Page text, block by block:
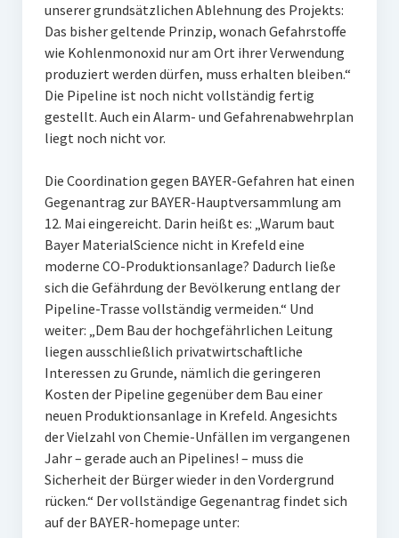
unserer grundsätzlichen Ablehnung des Projekts:
Das bisher geltende Prinzip, wonach Gefahrstoffe
wie Kohlenmonoxid nur am Ort ihrer Verwendung
produziert werden dürfen, muss erhalten bleiben.“
Die Pipeline ist noch nicht vollständig fertig
gestellt. Auch ein Alarm- und Gefahrenabwehrplan
liegt noch nicht vor.
Die Coordination gegen BAYER-Gefahren hat einen
Gegenantrag zur BAYER-Hauptversammlung am
12. Mai eingereicht. Darin heißt es: „Warum baut
Bayer MaterialScience nicht in Krefeld eine
moderne CO-Produktionsanlage? Dadurch ließe
sich die Gefährdung der Bevölkerung entlang der
Pipeline-Trasse vollständig vermeiden.“ Und
weiter: „Dem Bau der hochgefährlichen Leitung
liegen ausschließlich privatwirtschaftliche
Interessen zu Grunde, nämlich die geringeren
Kosten der Pipeline gegenüber dem Bau einer
neuen Produktionsanlage in Krefeld. Angesichts
der Vielzahl von Chemie-Unfällen im vergangenen
Jahr – gerade auch an Pipelines! – muss die
Sicherheit der Bürger wieder in den Vordergrund
rücken.“ Der vollständige Gegenantrag findet sich
auf der BAYER-homepage unter: